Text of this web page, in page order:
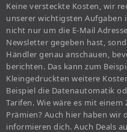
Keine versteckte Kosten, wir
unserer wichtigsten Aufgaben
nicht nur um die E-Mail
Newsletter gegeben hast,
Händler genau anschauen,
berichten. Das kann zum
Kleingedruckten weitere
Beispiel die Datenautomatik
Tarifen. Wie wäre es mit
Prämien? Auch hier haben wir
informieren dich. Auch Deals